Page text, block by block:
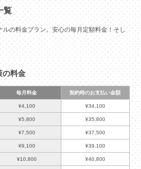
覧
ルの料金プラン。安心の毎月定額料金！そし
の料金
毎月料金 契約時のお支払い金額
¥4,100 ¥34,100
¥5,800 ¥35,800
¥7,500 ¥37,500
¥9,100 ¥39,100
¥10,800 ¥40,800